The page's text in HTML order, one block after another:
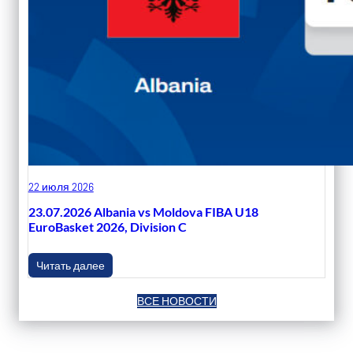
22 июля 2026
23.07.2026 Albania vs Moldova FIBA U18
EuroBasket 2026, Division C
Читать далее
ВСЕ НОВОСТИ